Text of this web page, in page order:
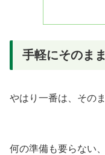
手軽にそのま
やはり一番は、その
何の準備も要らない